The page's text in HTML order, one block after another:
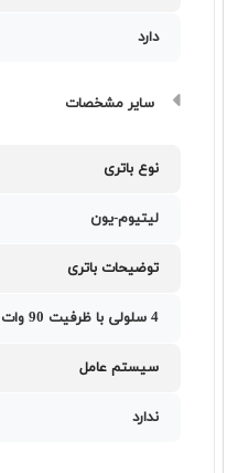
دارد
سایر مشخصات
نوع باتری
لیتیوم-یون
توضیحات باتری
4 سلولی با ظرفیت 90 وات ساعت
سیستم عامل
ندارد